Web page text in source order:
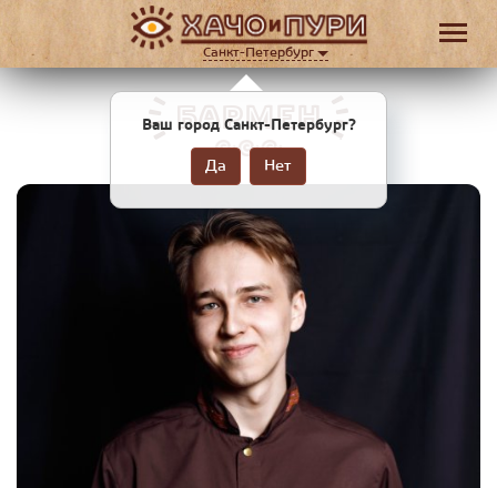
Санкт-Петербург
Ваш город Санкт-Петербург?
Да Нет
БАРМЕН